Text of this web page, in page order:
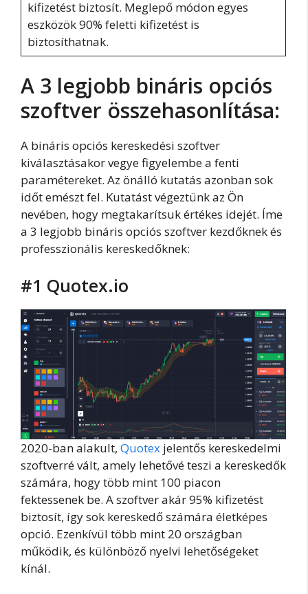
kifizetést biztosít. Meglepő módon egyes
eszközök 90% feletti kifizetést is
biztosíthatnak.
A 3 legjobb bináris opciós
szoftver összehasonlítása:
A bináris opciós kereskedési szoftver
kiválasztásakor vegye figyelembe a fenti
paramétereket. Az önálló kutatás azonban sok
időt emészt fel. Kutatást végeztünk az Ön
nevében, hogy megtakarítsuk értékes idejét. Íme
a 3 legjobb bináris opciós szoftver kezdőknek és
professzionális kereskedőknek:
#1 Quotex.io
2020-ban alakult, Quotex jelentős kereskedelmi
szoftverré vált, amely lehetővé teszi a kereskedők
számára, hogy több mint 100 piacon
fektessenek be. A szoftver akár 95% kifizetést
biztosít, így sok kereskedő számára életképes
opció. Ezenkívül több mint 20 országban
működik, és különböző nyelvi lehetőségeket
kínál.